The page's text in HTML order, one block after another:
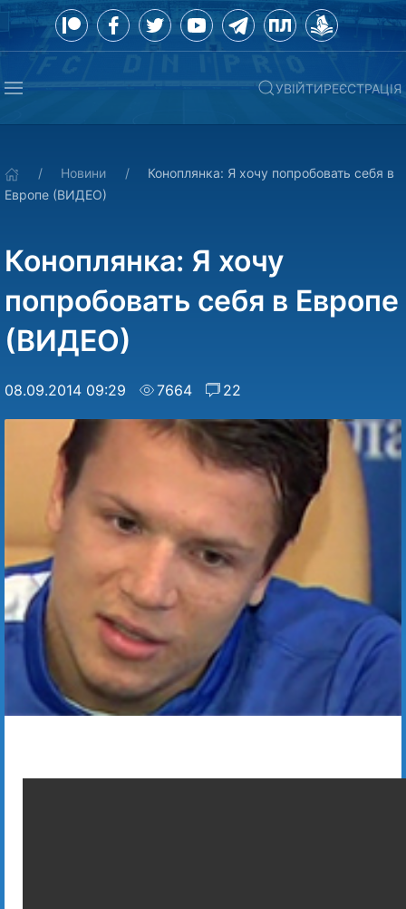
УВІЙТИРЕЄСТРАЦІЯ
Новини
Коноплянка: Я хочу попробовать себя в
Европе (ВИДЕО)
Коноплянка: Я хочу
попробовать себя в Европе
(ВИДЕО)
08.09.2014 09:29 7664 22